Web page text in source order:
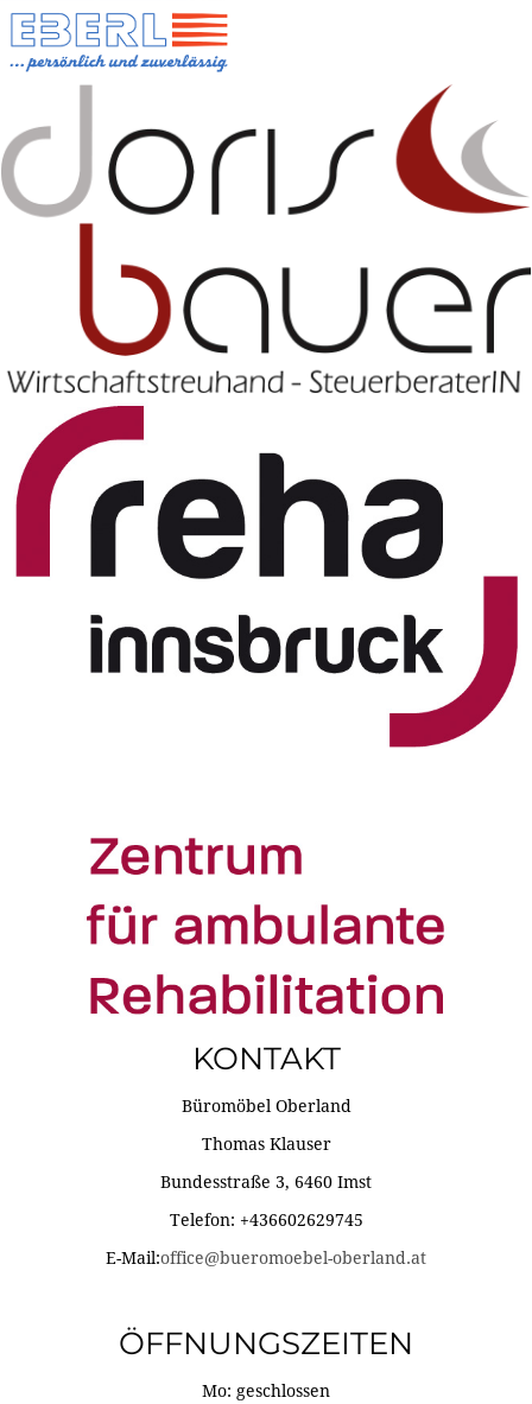
KONTAKT
Büromöbel Oberland
Thomas Klauser
Bundesstraße 3, 6460 Imst
Telefon: +436602629745
E-Mail:office@bueromoebel-oberland.at
ÖFFNUNGSZEITEN
Mo: geschlossen